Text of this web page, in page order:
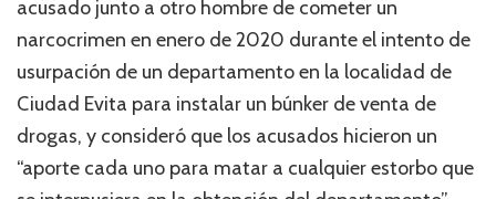
acusado junto a otro hombre de cometer un
narcocrimen en enero de 2020 durante el intento de
usurpación de un departamento en la localidad de
Ciudad Evita para instalar un búnker de venta de
drogas, y consideró que los acusados hicieron un
“aporte cada uno para matar a cualquier estorbo que